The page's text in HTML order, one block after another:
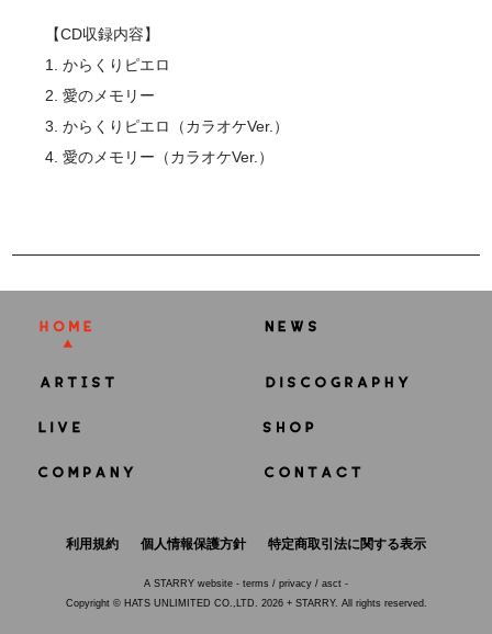
【CD収録内容】
1. からくりピエロ
2. 愛のメモリー
3. からくりピエロ（カラオケVer.）
4. 愛のメモリー（カラオケVer.）
利用規約 個人情報保護方針 特定商取引法に関する表示
A STARRY website - terms / privacy / asct -
Copyright © HATS UNLIMITED CO.,LTD. 2026 + STARRY. All rights reserved.